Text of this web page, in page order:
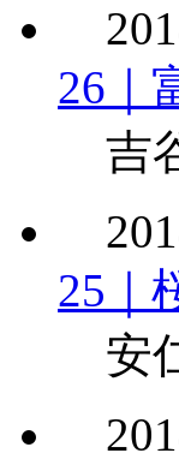
26｜
吉
25｜
安